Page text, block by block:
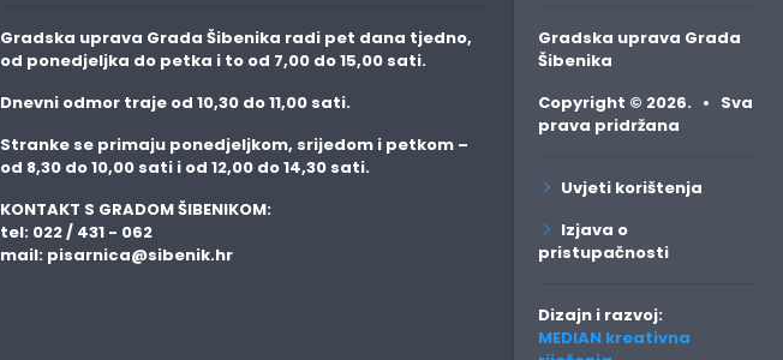
Gradska uprava Grada Šibenika radi pet dana tjedno,
od ponedjeljka do petka i to od 7,00 do 15,00 sati.
Dnevni odmor traje od 10,30 do 11,00 sati.
Stranke se primaju ponedjeljkom, srijedom i petkom –
od 8,30 do 10,00 sati i od 12,00 do 14,30 sati.
KONTAKT S GRADOM ŠIBENIKOM:
tel: 022 / 431 - 062
mail: pisarnica@sibenik.hr
Gradska uprava Grada
Šibenika
Copyright © 2026. • Sva
prava pridržana
Uvjeti korištenja
Izjava o
pristupačnosti
Dizajn i razvoj:
MEDIAN kreativna